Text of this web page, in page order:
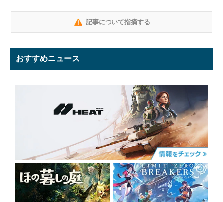
記事について指摘する
おすすめニュース